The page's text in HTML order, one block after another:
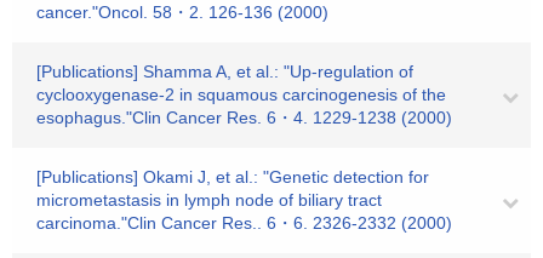
cancer."Oncol. 58・2. 126-136 (2000)
[Publications] Shamma A, et al.: "Up-regulation of
cyclooxygenase-2 in squamous carcinogenesis of the
esophagus."Clin Cancer Res. 6・4. 1229-1238 (2000)
[Publications] Okami J, et al.: "Genetic detection for
micrometastasis in lymph node of biliary tract
carcinoma."Clin Cancer Res.. 6・6. 2326-2332 (2000)